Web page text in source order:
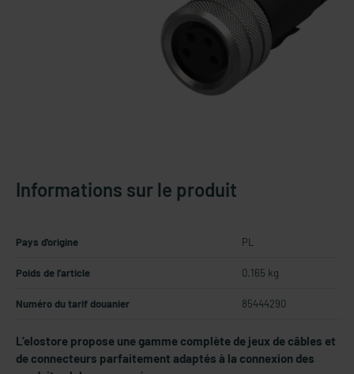
Informations sur le produit
Pays d'origine PL
Poids de l'article 0.165 kg
Numéro du tarif douanier 85444290
L’elostore propose une gamme complète de jeux de câbles et
de connecteurs parfaitement adaptés à la connexion des